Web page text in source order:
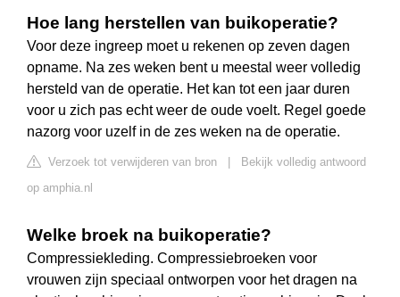
Hoe lang herstellen van buikoperatie?
Voor deze ingreep moet u rekenen op zeven dagen
opname. Na zes weken bent u meestal weer volledig
hersteld van de operatie. Het kan tot een jaar duren
voor u zich pas echt weer de oude voelt. Regel goede
nazorg voor uzelf in de zes weken na de operatie.
Verzoek tot verwijderen van bron
Bekijk volledig antwoord
op amphia.nl
Welke broek na buikoperatie?
Compressiekleding. Compressiebroeken voor
vrouwen zijn speciaal ontworpen voor het dragen na